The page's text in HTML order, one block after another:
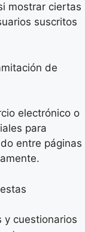
mostrar ciertas
suscritos
de
electrónico o
para
entre páginas
y cuestionarios